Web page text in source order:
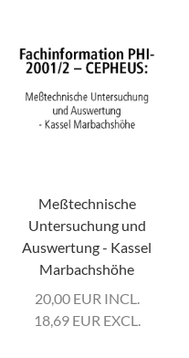
Meßtechnische
Untersuchung und
Auswertung - Kassel
Marbachshöhe
20,00 EUR INCL.
18,69 EUR EXCL.